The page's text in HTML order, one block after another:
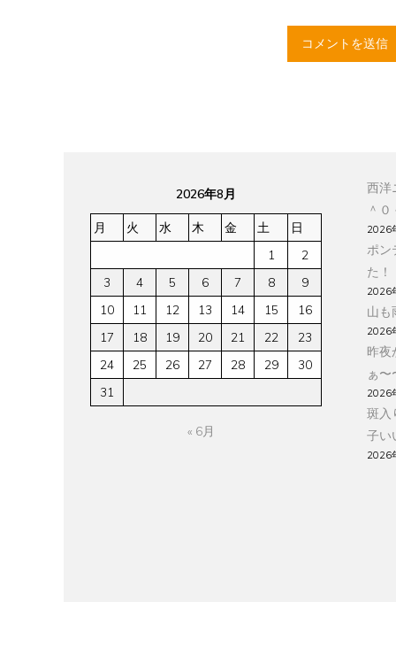
2026年8月
月 火 水 木 金 土
日
1
2
3
4 5 6 7 8
9
10
11 12 13 14 15
16
17
18 19 20 21 22
23
24
25 26 27 28 29
30
31
« 6月
西洋
＾
2026
ポン
た
2026
山
2026
昨夜
ぁ
2026
斑入
子
2026